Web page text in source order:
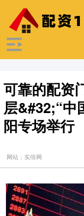
可靠的配资
层&#32;“中
阳专场举行
网站：实倍网